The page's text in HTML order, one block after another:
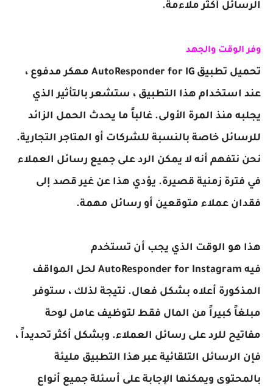
الرسائل أكثر ملاءمة.
وفر الوقت والجهد
تحميل تطبيق AutoResponder for IG مهكر مدفوع ،
عند استخدام هذا التطبيق ، ستشعر بالتأثير الذي
يجلبه منذ المرة الأولى. غالباً ما يحدث الحمل الزائد
للرسائل خاصة بالنسبة للشركات أو المتاجر التجارية.
نحن نتفهم أنه لا يمكن الرد على جميع رسائل العملاء
في فترة زمنية قصيرة. يؤدي هذا عن غير قصد إلى
فقدان عملاء متوقعين أو رسائل مهمة.
هذا هو الوقت الذي يجب أن تستخدم
فيه AutoResponder for Instagram لحل المواقف
المذكورة أعلاه بشكل فعال. نتيجة لذلك ، ستوفر
مبلغاً كبيراً من المال فقط لتوظيف عامل لوحة
مفاتيح للرد على رسائل العملاء. وبشكل أكثر تحديداً ،
فإن الرسائل التلقائية عبر هذا التطبيق مليئة
بالمحتوى ويمكنها الإجابة على أسئلة جميع أنواع